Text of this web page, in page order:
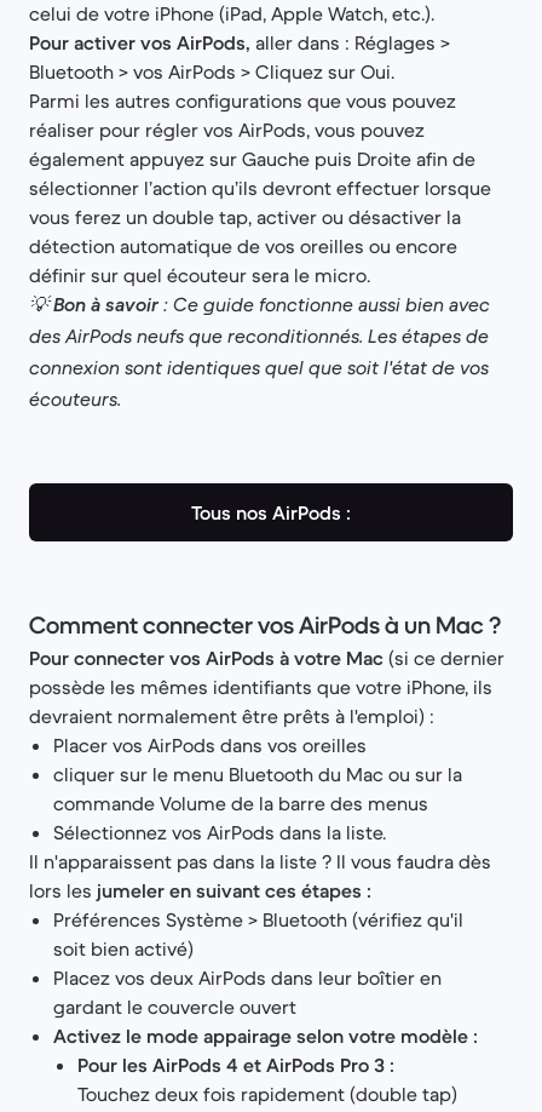
celui de votre iPhone (iPad, Apple Watch, etc.).
Pour activer vos AirPods, aller dans : Réglages >
Bluetooth > vos AirPods > Cliquez sur Oui.
Parmi les autres configurations que vous pouvez
réaliser pour régler vos AirPods, vous pouvez
également appuyez sur Gauche puis Droite afin de
sélectionner l’action qu’ils devront effectuer lorsque
vous ferez un double tap, activer ou désactiver la
détection automatique de vos oreilles ou encore
définir sur quel écouteur sera le micro.
💡Bon à savoir: Ce guide fonctionne aussi bien avec
des AirPods neufs que reconditionnés. Les étapes de
connexion sont identiques quel que soit l'état de vos
écouteurs.
Tous nos AirPods :
Comment connecter vos AirPods à un Mac ?
Pour connecter vos AirPods à votre Mac (si ce dernier
possède les mêmes identifiants que votre iPhone, ils
devraient normalement être prêts à l'emploi) :
Placer vos AirPods dans vos oreilles
cliquer sur le menu Bluetooth du Mac ou sur la
commande Volume de la barre des menus
Sélectionnez vos AirPods dans la liste.
Il n'apparaissent pas dans la liste ? Il vous faudra dès
lors les jumeler en suivant ces étapes :
Préférences Système > Bluetooth (vérifiez qu'il
soit bien activé)
Placez vos deux AirPods dans leur boîtier en
gardant le couvercle ouvert
Activez le mode appairage selon votre modèle :
Pour les AirPods 4 et AirPods Pro 3 :
Touchez deux fois rapidement (double tap)